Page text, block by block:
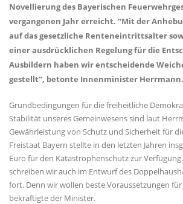
Novellierung des Bayerischen
vergangenen Jahr erreicht. "Mit der
auf das gesetzliche Renteneintrittsalter
einer ausdrücklichen Regelung für die
Ausbildern haben wir entscheidende
gestellt", betonte Innenminister Herrmann.
Grundbedingungen für die freiheitliche
Stabilität unseres Gemeinwesens sind laut
Gewährleistung von Schutz und Sicherheit für
Freistaat Bayern stellte in den letzten Jahren
Euro für den Katastrophenschutz zur
schreiben wir auch im Entwurf des
fort. Denn wir wollen beste Voraussetzungen
bekräftigte der Minister.